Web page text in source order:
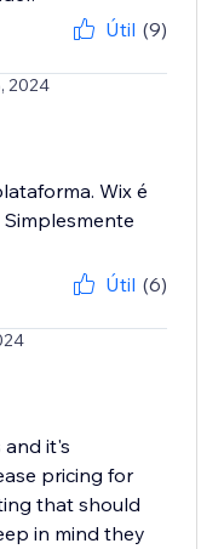
Útil (9)
2024
Wix é
Útil (6)
and it's
pricing for
that should
in mind they